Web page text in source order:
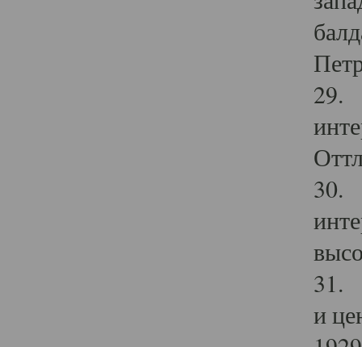
29.
30.
31.
и